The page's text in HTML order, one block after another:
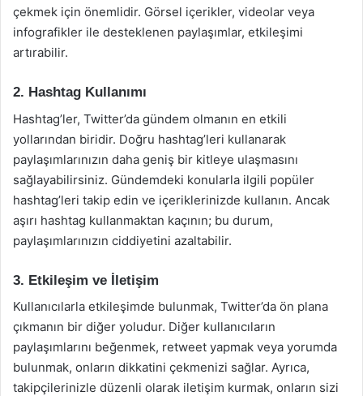
çekmek için önemlidir. Görsel içerikler, videolar veya
infografikler ile desteklenen paylaşımlar, etkileşimi
artırabilir.
2. Hashtag Kullanımı
Hashtag’ler, Twitter’da gündem olmanın en etkili
yollarından biridir. Doğru hashtag’leri kullanarak
paylaşımlarınızın daha geniş bir kitleye ulaşmasını
sağlayabilirsiniz. Gündemdeki konularla ilgili popüler
hashtag’leri takip edin ve içeriklerinizde kullanın. Ancak
aşırı hashtag kullanmaktan kaçının; bu durum,
paylaşımlarınızın ciddiyetini azaltabilir.
3. Etkileşim ve İletişim
Kullanıcılarla etkileşimde bulunmak, Twitter’da ön plana
çıkmanın bir diğer yoludur. Diğer kullanıcıların
paylaşımlarını beğenmek, retweet yapmak veya yorumda
bulunmak, onların dikkatini çekmenizi sağlar. Ayrıca,
takipçilerinizle düzenli olarak iletişim kurmak, onların sizi